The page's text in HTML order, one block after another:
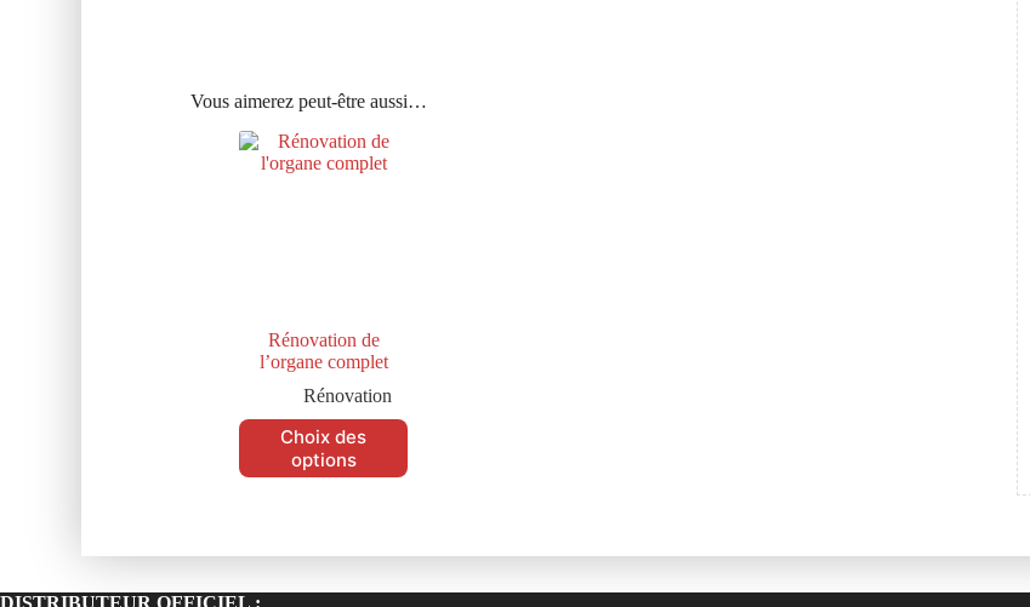
Vous aimerez peut-être aussi…
Rénovation de
l’organe complet
Rénovation
Choix des
options
DISTRIBUTEUR OFFICIEL :